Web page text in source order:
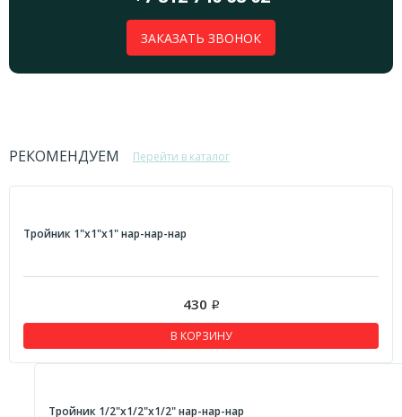
ЗАКАЗАТЬ ЗВОНОК
РЕКОМЕНДУЕМ Перейти в каталог
Тройник 1"x1"x1" нар-нар-нар
430 Р
В КОРЗИНУ
Тройник 1/2"x1/2"x1/2" нар-нар-нар